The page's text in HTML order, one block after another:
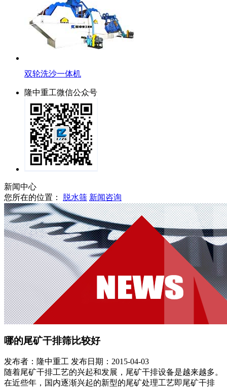
双轮洗沙一体机
隆中重工微信公众号
新闻中心
您所在的位置：
脱水筛 新闻咨询
哪的尾矿干排筛比较好
发布者：隆中重工 发布日期：2015-04-03
随着尾矿干排工艺的兴起和发展，尾矿干排设备是越来越多。
在近些年，国内逐渐兴起的新型的尾矿处理工艺即尾矿干排